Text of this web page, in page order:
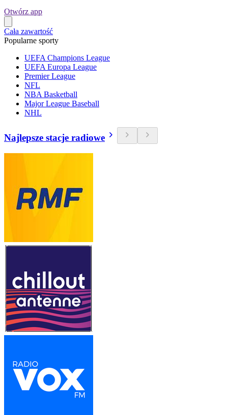
Otwórz app
Cała zawartość
Popularne sporty
UEFA Champions League
UEFA Europa League
Premier League
NFL
NBA Basketball
Major League Baseball
NHL
Najlepsze stacje radiowe